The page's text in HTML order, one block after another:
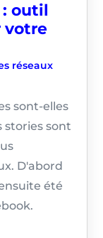
: outil
votre
réseaux
sont-elles
stories sont
D'abord
été